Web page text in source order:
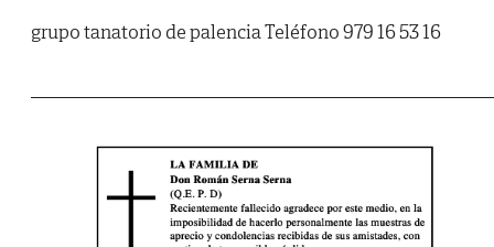
grupo tanatorio de palencia Teléfono 979 16 53 16